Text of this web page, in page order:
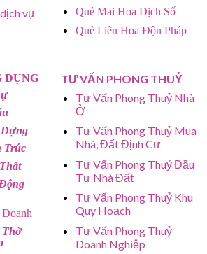
vụ
Quẻ Mai Hoa Dịch Số
Quẻ Liên Hoa Độn Pháp
DỤNG
Trúc
Thờ
TƯ VẤN PHONG THUỶ
Tư Vấn Phong Thuỷ Nhà
Ở
Tư Vấn Phong Thuỷ Mua
Nhà, Đất Định Cư
Tư Vấn Phong Thuỷ Đầu
Tư Nhà Đất
Tư Vấn Phong Thuỷ Khu
Quy Hoạch
Tư Vấn Phong Thuỷ
Doanh Nghiệp